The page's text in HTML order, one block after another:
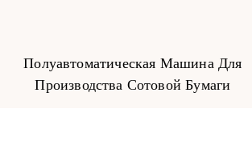
Полуавтоматическая Машина Для
Производства Сотовой Бумаги